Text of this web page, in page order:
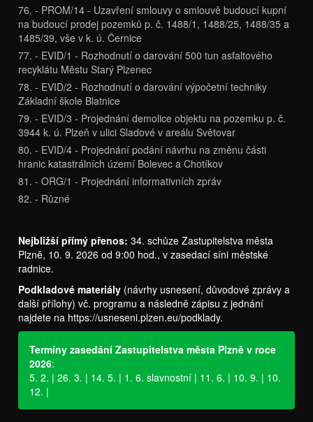
76. - PROM/14 - Uzavření smlouvy o smlouvě budoucí kupní
na budoucí prodej pozemků p. č. 1488/1, 1488/25, 1488/35 a
1485/39, vše v k. ú. Černice
77. - EVID/1 - Rozhodnutí o darování 500 tun asfaltového
recyklátu Městu Starý Plzenec
78. - EVID/2 - Rozhodnutí o darování výpočetní techniky
Základní škole Blatnice
79. - EVID/3 - Projednání demolice objektu na pozemku p. č.
3944 k. ú. Plzeň v ulici Sladové v areálu Světovar
80. - EVID/4 - Projednání podání návrhu na změnu části
hranic katastrálních území Bolevec a Chotíkov
81. - ORG/1 - Projednání informativních zpráv
82. - Různé
Nejbližší přímý přenos: 34. schůze Zastupitelstva města
Plzně, 10. 9. 2026 od 9:00 hod., v zasedací síni městské
radnice.
Podkladové materiály (návrhy usnesení, důvodové zprávy a
další přílohy) vč. programu a následně zápisu z jednání
najdete na https://usneseni.plzen.eu/podklady.
Termíny zasedání Zastupitelstva města Plzně v roce
2026:
5. 2. | 26. 3. | 14. 5. | 1. 6. slavnostní | 11. 6. | 10. 9. | 10.
12. |